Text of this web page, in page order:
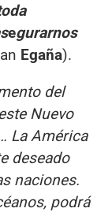
egurarnos
Egaña).
del
Nuevo
La América
deseado
naciones.
podrá